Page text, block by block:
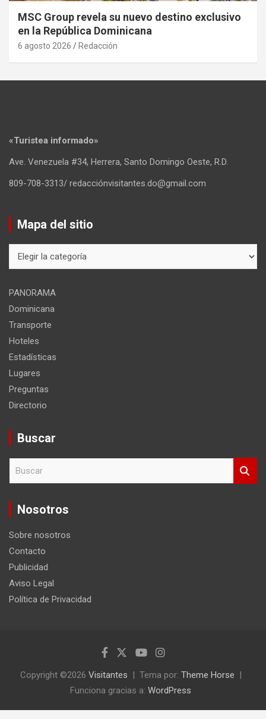
MSC Group revela su nuevo destino exclusivo
en la República Dominicana
6 agosto 2026 Redacción
«Turistea informado»
Ave. Venezuela #34, Herrera, Santo Domingo Oeste, R.D.
809-708-3313/ redacciónvisitantes.do@gmail.com
Mapa del sitio
del
PANORAMA
Dominicana
Transporte
Hoteles
Estadísticas
Lugares
Preguntas
Directorio
Buscar
c
Nosotros
Sobre nosotros
Contacto
Publicidad
Aviso Legal
Política de Privacidad
Copyright ©2026 Visitantes Tema por: Theme Horse
Funciona gracias a: WordPress